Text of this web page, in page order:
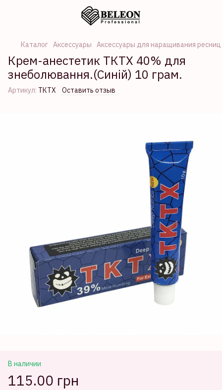
Каталог Аксессуары Аксессуары для наращивания ресниц
Крем-анестетик ТКТХ 40% для
знеболювання.(Синій) 10 грам.
Артикул: ТКТХ Оставить отзыв
В наличии
115.00 грн